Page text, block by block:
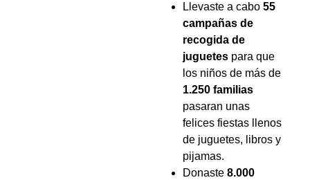
Llevaste a cabo 55
campañas de
recogida de
juguetes para que
los niños de más de
1.250 familias
pasaran unas
felices fiestas llenos
de juguetes, libros y
pijamas.
Donaste 8.000